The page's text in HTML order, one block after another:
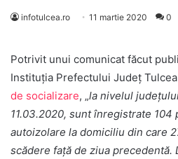
infotulcea.ro 11 martie 2020 0
Potrivit unui comunicat făcut
Instituţia Prefectului Judeţ
de socializare, „la nivelul
11.03.2020, sunt înregistrate 104
autoizolare la domiciliu din care
scădere față de ziua precedentă.